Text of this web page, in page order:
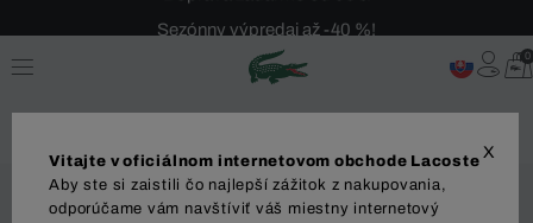
Bezplatné vrátenie!
0
X
Vitajte v oficiálnom internetovom obchode Lacoste
Aby ste si zaistili čo najlepší zážitok z nakupovania,
odporúčame vám navštíviť váš miestny internetový